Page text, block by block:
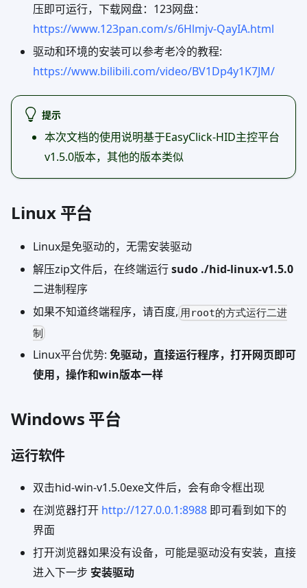
压即可运行，下载网盘：123网盘：
https://www.123pan.com/s/6Hlmjv-QayIA.html
驱动和环境的安装可以参考老冷的教程:
https://www.bilibili.com/video/BV1Dp4y1K7JM/
提示
本次文档的使用说明基于EasyClick-HID主控平台
v1.5.0版本，其他的版本类似
Linux 平台
Linux是免驱动的，无需安装驱动
解压zip文件后，在终端运行sudo ./hid-linux-v1.5.0
二进制程序
如果不知道终端程序，请百度, 用root的方式运行二进
制
Linux平台优势: 免驱动，直接运行程序，打开网页即可
使用，操作和win版本一样
Windows 平台
运行软件
双击hid-win-v1.5.0exe文件后，会有命令框出现
在浏览器打开 http://127.0.0.1:8988 即可看到如下的
界面
打开浏览器如果没有设备，可能是驱动没有安装，直接
进入下一步 安装驱动